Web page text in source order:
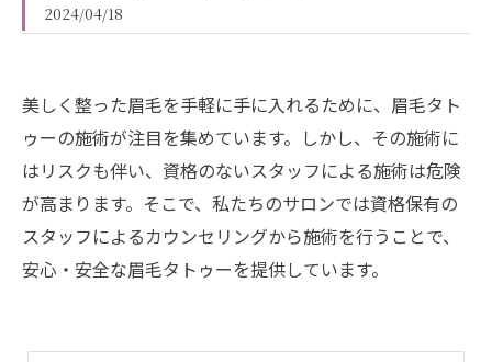
2024/04/18
美しく整った眉毛を手軽に手に入れるために、眉毛タト
ゥーの施術が注目を集めています。しかし、その施術に
はリスクも伴い、資格のないスタッフによる施術は危険
が高まります。そこで、私たちのサロンでは資格保有の
スタッフによるカウンセリングから施術を行うことで、
安心・安全な眉毛タトゥーを提供しています。